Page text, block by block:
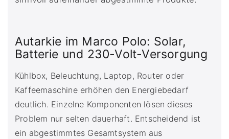
Autarkie im Marco Polo: Solar,
Batterie und 230-Volt-Versorgung
Kühlbox, Beleuchtung, Laptop, Router oder
Kaffeemaschine erhöhen den Energiebedarf
deutlich. Einzelne Komponenten lösen dieses
Problem nur selten dauerhaft. Entscheidend ist
ein abgestimmtes Gesamtsystem aus